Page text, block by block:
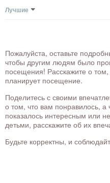
Лучшие
Пожалуйста, оставьте
чтобы другим людям было
посещения! Расскажите о том,
планирует посещение.
Поделитесь с своими
о том, что вам понравилось, а
показалось интересным или
детьми, расскажите об их
Будьте корректны, и